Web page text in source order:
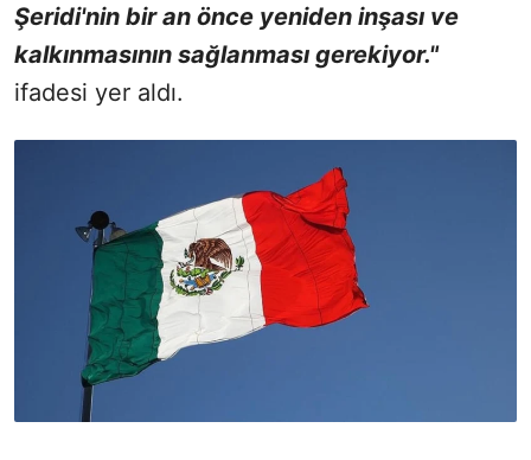
Şeridi'nin bir an önce yeniden inşası ve
kalkınmasının sağlanması gerekiyor."
ifadesi yer aldı.